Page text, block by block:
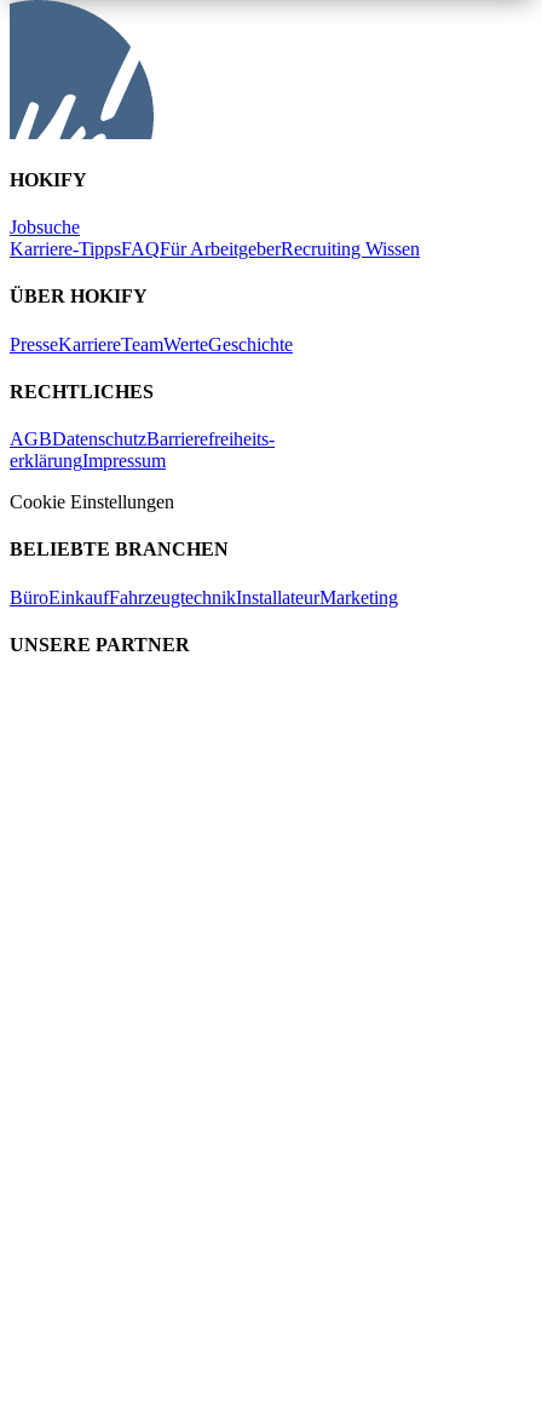
HOKIFY
Jobsuche
Karriere-TippsFAQFür ArbeitgeberRecruiting Wissen
ÜBER HOKIFY
PresseKarriereTeamWerteGeschichte
RECHTLICHES
AGBDatenschutzBarrierefreiheits-
erklärungImpressum
Cookie Einstellungen
BELIEBTE BRANCHEN
BüroEinkaufFahrzeugtechnikInstallateurMarketing
UNSERE PARTNER